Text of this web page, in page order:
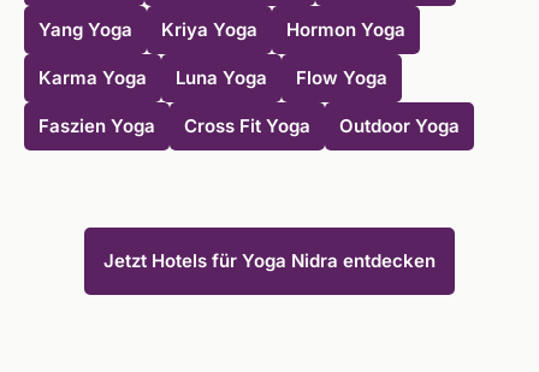
Yang Yoga Kriya Yoga Hormon Yoga
Karma Yoga Luna Yoga Flow Yoga
Faszien Yoga Cross Fit Yoga Outdoor Yoga
Jetzt Hotels für Yoga Nidra entdecken